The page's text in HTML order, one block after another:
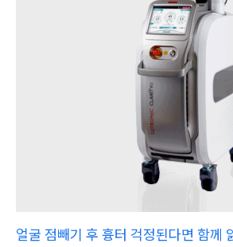
얼굴 점빼기 후 흉터 걱정된다면 함께